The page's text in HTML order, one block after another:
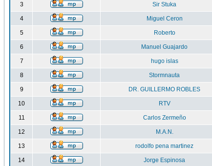
3 Sir Stuka
4 Miguel Ceron
5 Roberto
6 Manuel Guajardo
7 hugo islas
8 Stormnauta
9 DR. GUILLERMO ROBLES
10 RTV
11 Carlos Zermeño
12 M.A.N.
13 rodolfo pena martinez
14 Jorge Espinosa